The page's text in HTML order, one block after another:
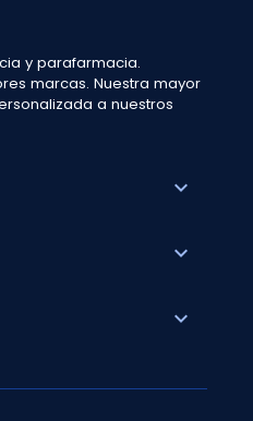
y parafarmacia.
marcas. Nuestra mayor
a nuestros
expand_more
expand_more
expand_more